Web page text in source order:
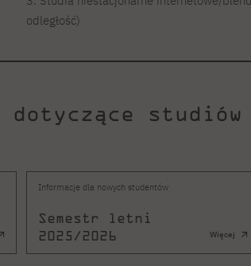
odległość)
dotyczące
Informacje dla nowych studentów
Semestr letni
2025/2026
Więcej